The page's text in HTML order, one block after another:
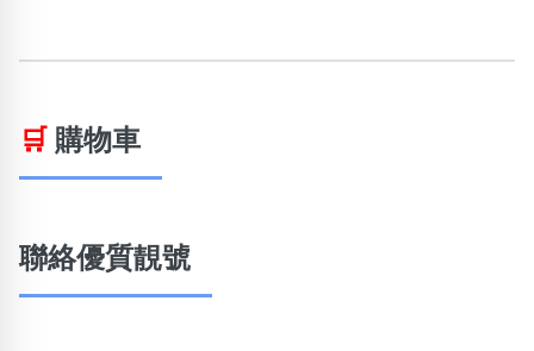
🛒 購物車
聯絡優質靚號